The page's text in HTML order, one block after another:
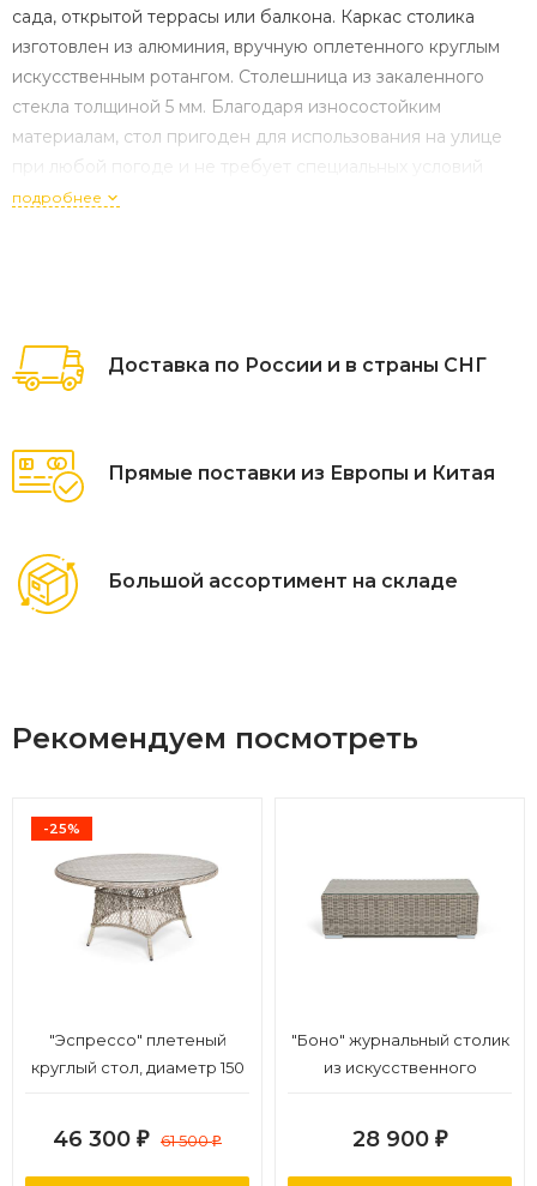
сада, открытой террасы или балкона. Каркас столика
изготовлен из алюминия, вручную оплетенного круглым
искусственным ротангом. Столешница из закаленного
стекла толщиной 5 мм. Благодаря износостойким
материалам, стол пригоден для использования на улице
при любой погоде и не требует специальных условий
хранения. Плетеный столик представлен в бежевом
подробнее
Доставка по России и в страны СНГ
Прямые поставки из Европы и Китая
Большой ассортимент на складе
Рекомендуем посмотреть
-25%
"Эспрессо" плетеный
круглый стол, диаметр 150
46 300 ₽ 61 500₽
"Боно" журнальный столик
из искусственного
28 900 ₽